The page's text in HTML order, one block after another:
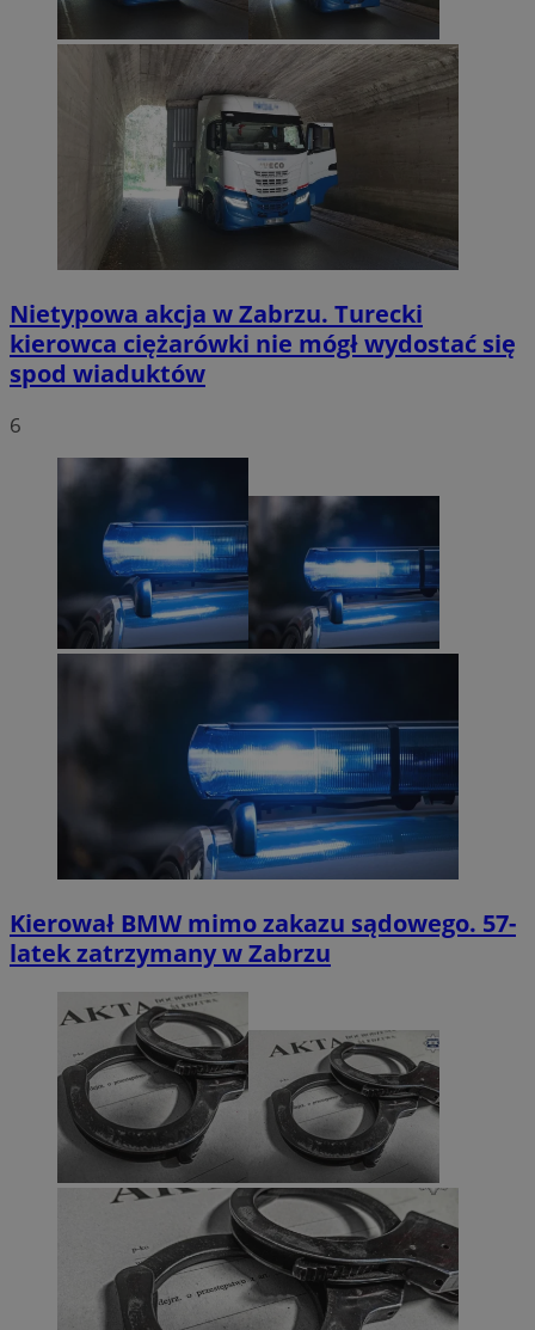
Nietypowa akcja w Zabrzu. Turecki
kierowca ciężarówki nie mógł wydostać się
spod wiaduktów
6
Kierował BMW mimo zakazu sądowego. 57-
latek zatrzymany w Zabrzu